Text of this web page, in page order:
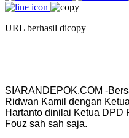
URL berhasil dicopy
SIARANDEPOK.COM -
Ridwan Kamil dengan
Hartanto dinilai Ketua DPD
Fouz sah sah saja.